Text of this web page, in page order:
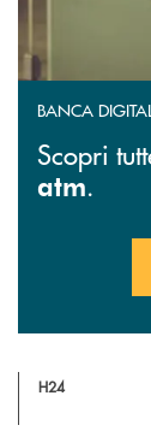
BANCA
Scopri
atm.
H24